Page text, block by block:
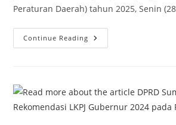
Peraturan Daerah) tahun 2025, Senin
Continue Reading DPRD
Sumsel
Perubahan
Dan
Propemperda
2025